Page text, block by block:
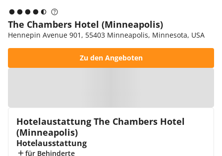
The Chambers Hotel (Minneapolis)
Hennepin Avenue 901, 55403 Minneapolis, Minnesota, USA
Zu den Angeboten
Hotelaustattung The Chambers Hotel
(Minneapolis)
Hotelausstattung
für Behinderte